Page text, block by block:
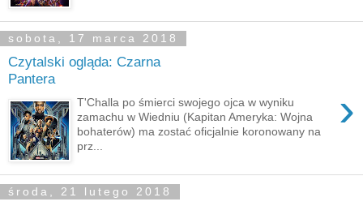
sobota, 17 marca 2018
Czytalski ogląda: Czarna
Pantera
›
T'Challa po śmierci swojego ojca w wyniku
zamachu w Wiedniu (Kapitan Ameryka: Wojna
bohaterów) ma zostać oficjalnie koronowany na
prz...
środa, 21 lutego 2018